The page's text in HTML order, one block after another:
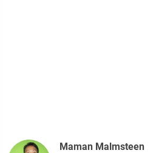
Maman Malmsteen